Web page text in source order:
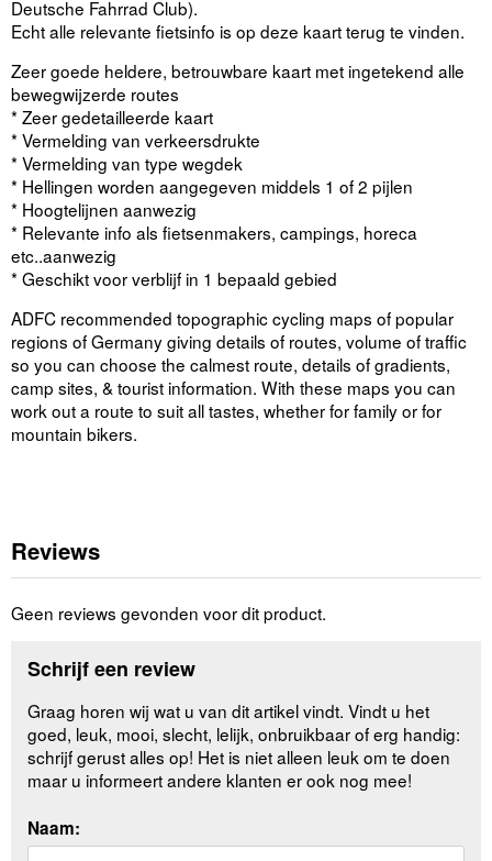
Deutsche Fahrrad Club).
Echt alle relevante fietsinfo is op deze kaart terug te vinden.
Zeer goede heldere, betrouwbare kaart met ingetekend alle
bewegwijzerde routes
* Zeer gedetailleerde kaart
* Vermelding van verkeersdrukte
* Vermelding van type wegdek
* Hellingen worden aangegeven middels 1 of 2 pijlen
* Hoogtelijnen aanwezig
* Relevante info als fietsenmakers, campings, horeca
etc..aanwezig
* Geschikt voor verblijf in 1 bepaald gebied
ADFC recommended topographic cycling maps of popular
regions of Germany giving details of routes, volume of traffic
so you can choose the calmest route, details of gradients,
camp sites, & tourist information. With these maps you can
work out a route to suit all tastes, whether for family or for
mountain bikers.
Reviews
Geen reviews gevonden voor dit product.
Schrijf een review
Graag horen wij wat u van dit artikel vindt. Vindt u het
goed, leuk, mooi, slecht, lelijk, onbruikbaar of erg handig:
schrijf gerust alles op! Het is niet alleen leuk om te doen
maar u informeert andere klanten er ook nog mee!
Naam: